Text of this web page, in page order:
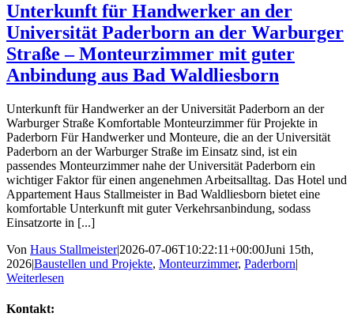
Unterkunft für Handwerker an der
Universität Paderborn an der Warburger
Straße – Monteurzimmer mit guter
Anbindung aus Bad Waldliesborn
Unterkunft für Handwerker an der Universität Paderborn an der
Warburger Straße Komfortable Monteurzimmer für Projekte in
Paderborn Für Handwerker und Monteure, die an der Universität
Paderborn an der Warburger Straße im Einsatz sind, ist ein
passendes Monteurzimmer nahe der Universität Paderborn ein
wichtiger Faktor für einen angenehmen Arbeitsalltag. Das Hotel und
Appartement Haus Stallmeister in Bad Waldliesborn bietet eine
komfortable Unterkunft mit guter Verkehrsanbindung, sodass
Einsatzorte in [...]
Von Haus Stallmeister|2026-07-06T10:22:11+00:00Juni 15th,
2026|Baustellen und Projekte, Monteurzimmer, Paderborn|
Weiterlesen
Kontakt: